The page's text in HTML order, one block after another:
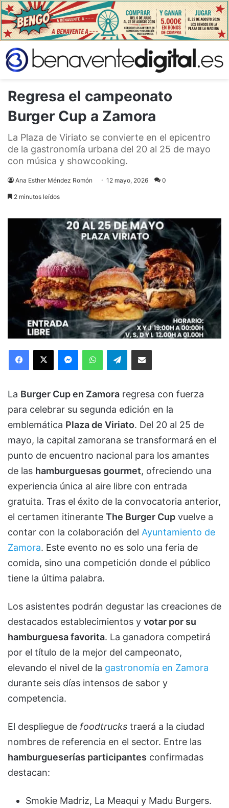
Regresa el campeonato
Burger Cup a Zamora
La Plaza de Viriato se convierte en el epicentro
de la gastronomía urbana del 20 al 25 de mayo
con música y showcooking.
Ana Esther Méndez Romón 12 mayo, 2026 0
2 minutos leídos
Facebook
X MessengerWhatsAppTelegramCompartir via Email
La Burger Cup en Zamora regresa con fuerza
para celebrar su segunda edición en la
emblemática Plaza de Viriato. Del 20 al 25 de
mayo, la capital zamorana se transformará en el
punto de encuentro nacional para los amantes
de las hamburguesas gourmet, ofreciendo una
experiencia única al aire libre con entrada
gratuita. Tras el éxito de la convocatoria anterior,
el certamen itinerante The Burger Cup vuelve a
contar con la colaboración del Ayuntamiento de
Zamora. Este evento no es solo una feria de
comida, sino una competición donde el público
tiene la última palabra.
Los asistentes podrán degustar las creaciones de
destacados establecimientos y votar por su
hamburguesa favorita. La ganadora competirá
por el título de la mejor del campeonato,
elevando el nivel de la gastronomía en Zamora
durante seis días intensos de sabor y
competencia.
El despliegue de foodtrucks traerá a la ciudad
nombres de referencia en el sector. Entre las
hamburgueserías participantes confirmadas
destacan:
Smokie Madriz, La Meaqui y Madu Burgers.